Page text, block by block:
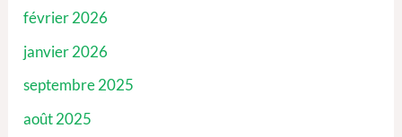
février 2026
janvier 2026
septembre 2025
août 2025